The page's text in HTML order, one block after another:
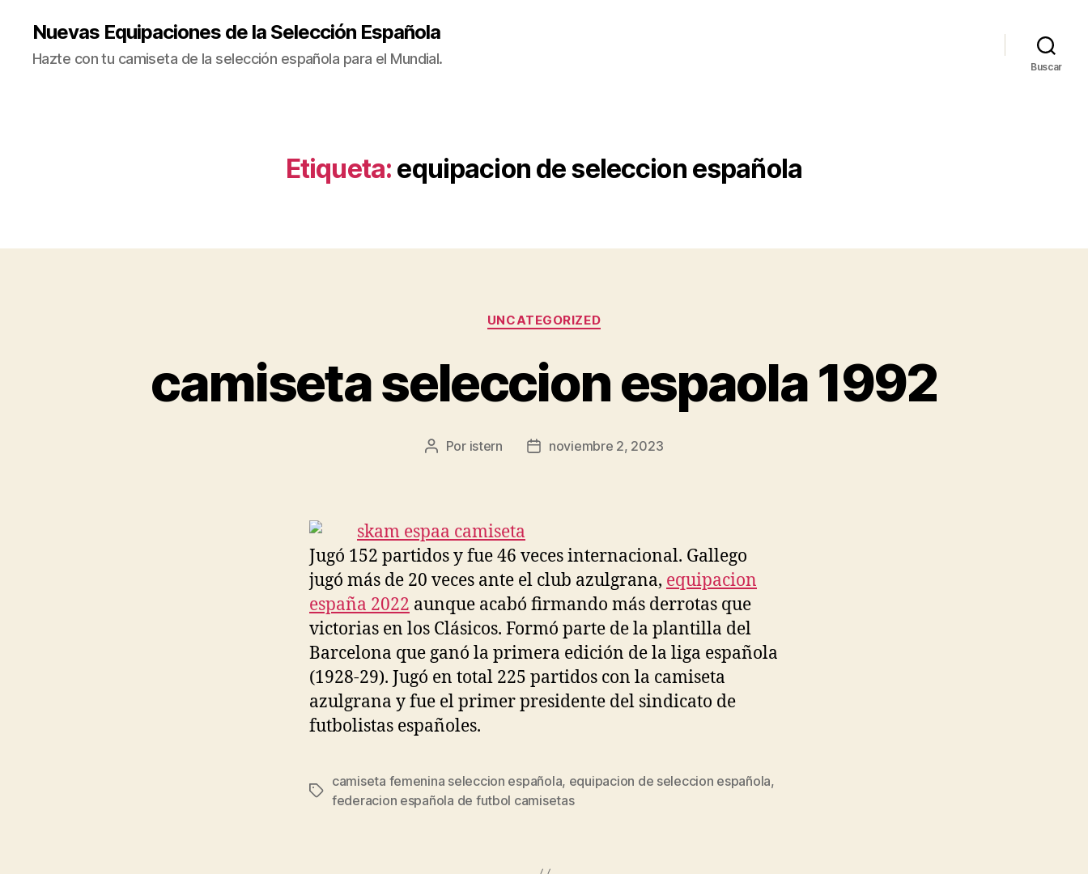
Nuevas Equipaciones de la Selección Española
Hazte con tu camiseta de la selección española para el Mundial. Buscar
Etiqueta: equipacion de seleccion española
Categorías
UNCATEGORIZED
camiseta seleccion espaola 1992
Autor
Por istern
Fechanoviembre 2, 2023
Jugó 152 partidos y fue 46 veces internacional. Gallego
jugó más de 20 veces ante el club azulgrana, equipacion
españa 2022 aunque acabó firmando más derrotas que
victorias en los Clásicos. Formó parte de la plantilla del
Barcelona que ganó la primera edición de la liga española
(1928-29). Jugó en total 225 partidos con la camiseta
azulgrana y fue el primer presidente del sindicato de
futbolistas españoles.
Etiquetas
camiseta femenina seleccion española, equipacion de seleccion española,
federacion española de futbol camisetas